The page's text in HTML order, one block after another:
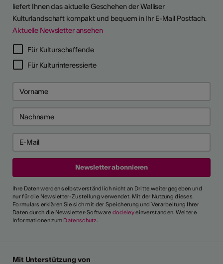
liefert Ihnen das aktuelle Geschehen der Walliser
Kulturlandschaft kompakt und bequem in Ihr E-Mail Postfach.
Aktuelle Newsletter ansehen
Für Kulturschaffende
Für Kulturinteressierte
Ihre Daten werden selbstverständlich nicht an Dritte weitergegeben und
nur für die Newsletter-Zustellung verwendet. Mit der Nutzung dieses
Formulars erklären Sie sich mit der Speicherung und Verarbeitung Ihrer
Daten durch die Newsletter-Software dodeleyeinverstanden. Weitere
Informationen zum Datenschutz.
Mit Unterstützung von